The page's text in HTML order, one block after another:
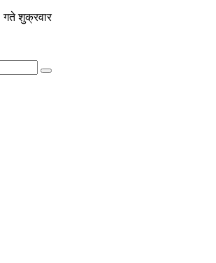
शुक्रवार